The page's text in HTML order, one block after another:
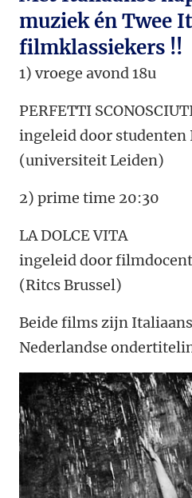
muziek én Twee
filmklassiekers !!
1) vroege avond 18u
PERFETTI
ingeleid door studenten
(universiteit Leiden)
2) prime time 20:30
LA DOLCE VITA
ingeleid door
(Ritcs Brussel)
Beide films zijn
Nederlandse